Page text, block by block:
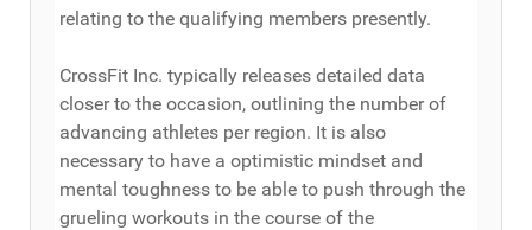
relating to the qualifying members presently.
CrossFit Inc. typically releases detailed data
closer to the occasion, outlining the number of
advancing athletes per region. It is also
necessary to have a optimistic mindset and
mental toughness to be able to push through the
grueling workouts in the course of the